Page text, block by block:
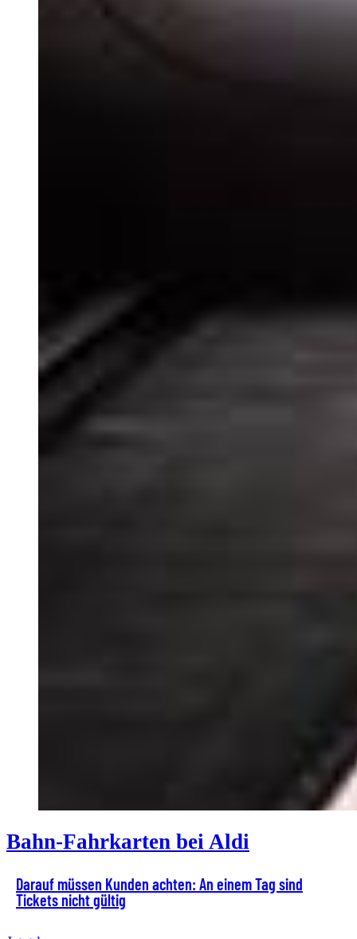
Bahn-Fahrkarten bei Aldi
Darauf müssen Kunden achten: An einem Tag sind
Tickets nicht gültig